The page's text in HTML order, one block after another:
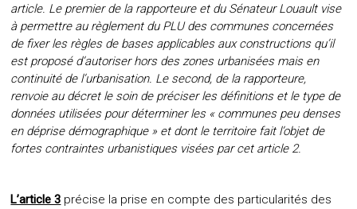
article. Le premier de la rapporteure et du Sénateur Louault vise
à permettre au règlement du PLU des communes concernées
de fixer les règles de bases applicables aux constructions qu’il
est proposé d’autoriser hors des zones urbanisées mais en
continuité de l’urbanisation. Le second, de la rapporteure,
renvoie au décret le soin de préciser les définitions et le type de
données utilisées pour déterminer les « communes peu denses
en déprise démographique » et dont le territoire fait l’objet de
fortes contraintes urbanistiques visées par cet article 2.
L’article 3 précise la prise en compte des particularités des